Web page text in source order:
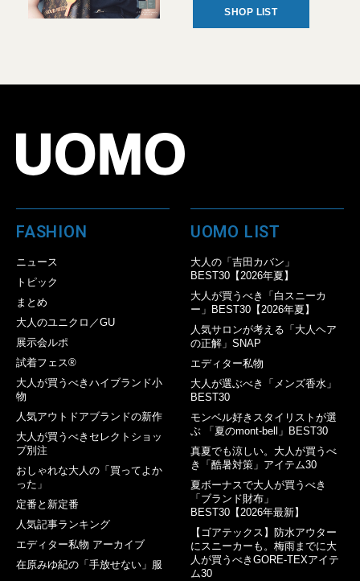
SHOP LIST
FASHION
ニュース
トピック
まとめ
大人のユニクロ／GU
展示会ルポ
試着フェス®︎
大人が買うべきハイブランド小
物
人気アウトドアブランドの新作
大人が買うべきセレクトショッ
プ別注
おしゃれな大人の「買ってよか
った」
定番と新定番
人気記事ランキング
エディター私物 アーカイブ
在原みゆ紀の「手放せない」服
UOMO LIST
大人の「吉田カバン」
BEST30【2026年夏】
大人が買うべき「白スニーカ
ー」BEST30【2026年夏】
人気サロンが考える「大人ヘア
の正解」SNAP
エディター私物
大人が選ぶべき「メンズ香水」
BEST30
モンベル好きスタイリストが選
ぶ 「夏のmont-bell」BEST30
真夏でも涼しい。大人が買うべ
き「酷暑対策」アイテム30
夏ボーナスで大人が買うべき
「ブランド財布」
BEST30【2026年最新】
【ゴアテックス】防水アウター
にスニーカーも。梅雨までに大
人が買うべきGORE-TEXアイテ
ム30